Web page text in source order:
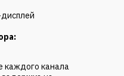
каждого канала